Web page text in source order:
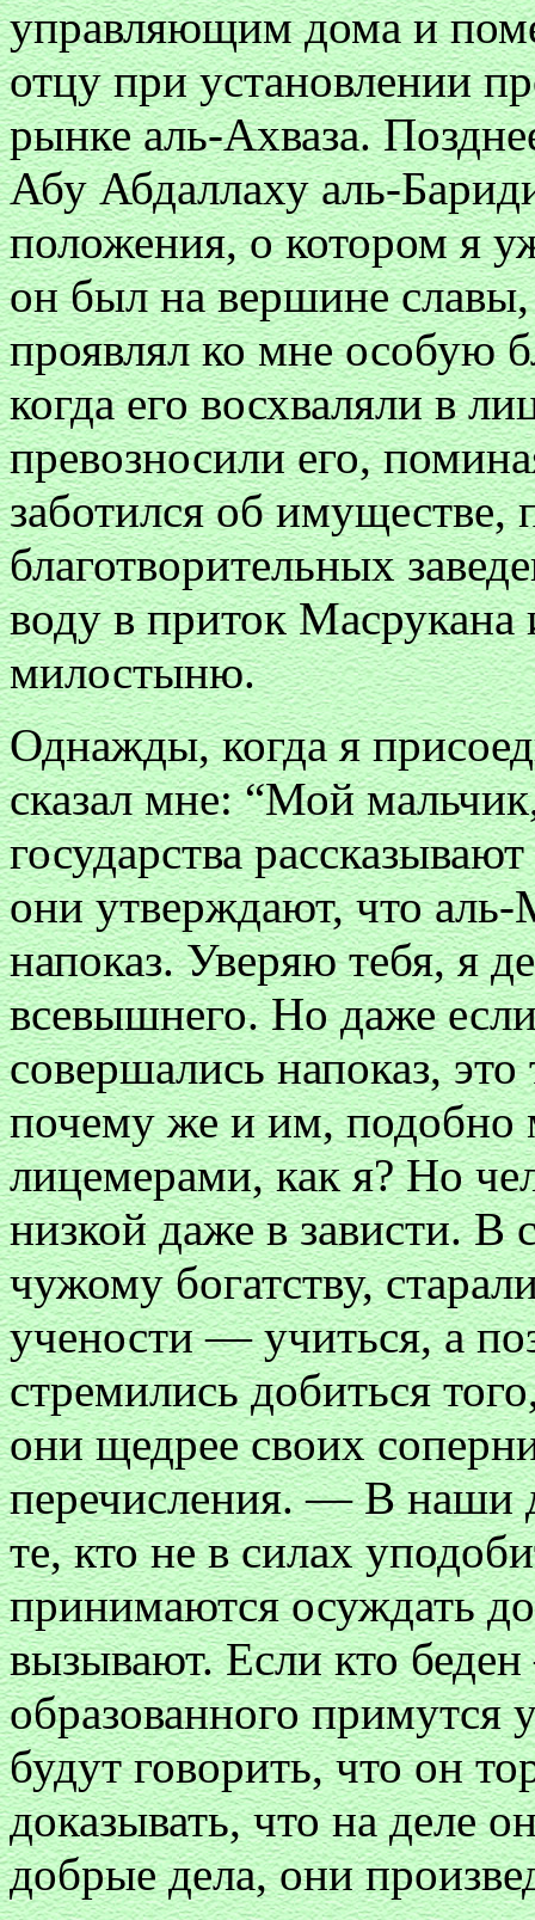
управляющим дома и
отцу при установлении
рынке аль-Ахваза.
Абу Абдаллаху аль-
положения, о котором я
он был на вершине
проявлял ко мне особую
когда его восхваляли в
превозносили его,
заботился об
благотворительных
воду в приток Масрукана
милостыню.
Однажды, когда я
сказал мне: “Мой
государства
они утверждают, что
напоказ. Уверяю тебя, я
всевышнего. Но даже
совершались напоказ,
почему же и им, подобно
лицемерами, как я? Но
низкой даже в зависти. В
чужому богатству,
учености — учиться, а
стремились добиться
они щедрее своих
перечисления. — В наши
те, кто не в силах
принимаются осуждать
вызывают. Если кто
образованного
будут говорить, что он
доказывать, что на деле
добрые дела, они